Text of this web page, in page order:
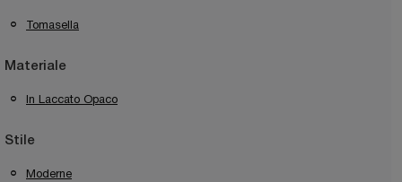
Tomasella
Materiale
In Laccato Opaco
Stile
Moderne